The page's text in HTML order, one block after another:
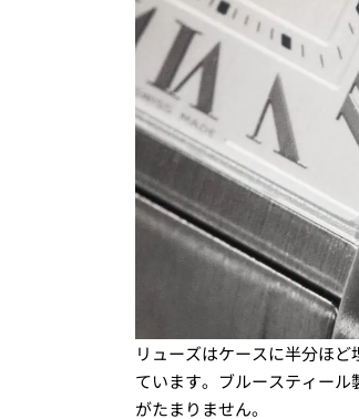
リューズはケースに半分ほ
ています。ブルースティー
がたまりません。